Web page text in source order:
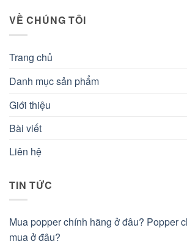
VỀ CHÚNG TÔI
Trang chủ
Danh mục sản phẩm
Giới thiệu
Bài viết
Liên hệ
TIN TỨC
Mua popper chính hãng ở đâu? Popper
mua ở đâu?